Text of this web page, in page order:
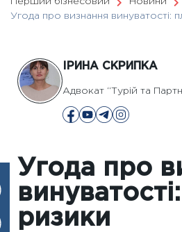
Угода про визнання винуватості:
ІРИНА СКРИПКА
Адвокат “Турій та
Угода про
ризики